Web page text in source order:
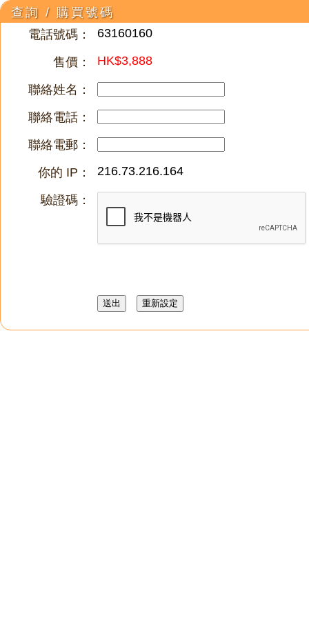
查詢 / 購買號碼
電話號碼：
63160160
售價： HK$3,888
聯絡姓名：
聯絡電話：
聯絡電郵：
你的 IP：
216.73.216.164
驗證碼：